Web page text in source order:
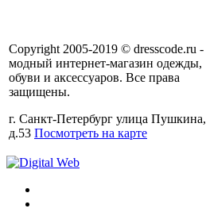
Copyright 2005-2019 © dresscode.ru -
модный интернет-магазин одежды,
обуви и аксессуаров. Все права
защищены.
г. Санкт-Петербург улица Пушкина,
д.53 Посмотреть на карте